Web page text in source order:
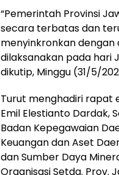
“Pemerintah Provinsi
secara terbatas dan
menyinkronkan dengan
dilaksanakan pada hari
dikutip, Minggu (31/5/
Turut menghadiri rapat
Emil Elestianto Dardak,
Badan Kepegawaian
Keuangan dan Aset
dan Sumber Daya
Organisasi Setda. Prov.